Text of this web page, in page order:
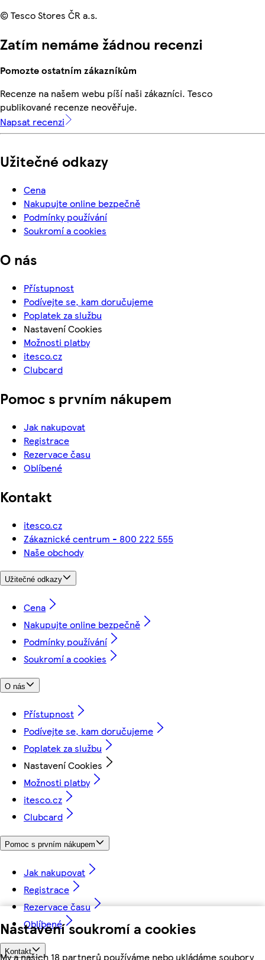
Nastavení soukromí a cookies
My a našich 18 partnerů používáme nebo ukládáme soubory
© Tesco Stores ČR a.s.
Zatím nemáme žádnou recenzi
Pomozte ostatním zákazníkům
Recenze na našem webu píší naši zákazníci. Tesco
publikované recenze neověřuje.
Napsat recenzi
Užitečné odkazy
Cena
Nakupujte online bezpečně
Podmínky používání
Soukromí a cookies
O nás
Přístupnost
Podívejte se, kam doručujeme
Poplatek za službu
Nastavení Cookies
Možnosti platby
itesco.cz
Clubcard
Pomoc s prvním nákupem
Jak nakupovat
Registrace
Rezervace času
Oblíbené
Kontakt
itesco.cz
Zákaznické centrum - 800 222 555
Naše obchody
Užitečné odkazy
Cena
Nakupujte online bezpečně
Podmínky používání
Soukromí a cookies
O nás
Přístupnost
Podívejte se, kam doručujeme
Poplatek za službu
Nastavení Cookies
Možnosti platby
itesco.cz
Clubcard
Pomoc s prvním nákupem
Jak nakupovat
Registrace
Rezervace času
Oblíbené
Kontakt